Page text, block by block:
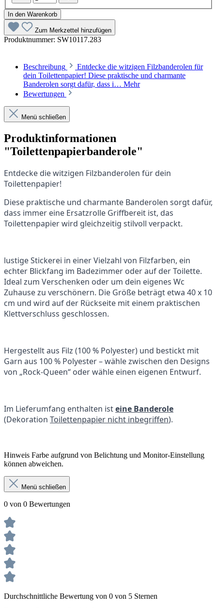
In den Warenkorb
Zum Merkzettel hinzufügen
Produktnummer: SW10117.283
Beschreibung
Entdecke die witzigen Filzbanderolen für
dein Toilettenpapier! Diese praktische und charmante
Banderolen sorgt dafür, dass i… Mehr
Bewertungen
Menü schließen
Produktinformationen
"Toilettenpapierbanderole"
Entdecke die witzigen Filzbanderolen für dein
Toilettenpapier!
Diese praktische und charmante Banderolen sorgt dafür,
dass immer eine Ersatzrolle Griffbereit ist, das
Toilettenpapier wird gleichzeitig stilvoll verpackt.
lustige Stickerei in einer Vielzahl von Filzfarben, ein
echter Blickfang im Badezimmer oder auf der Toilette.
Ideal zum Verschenken oder um dein eigenes Wc
Zuhause zu verschönern. Die Größe beträgt etwa 40 x 10
cm und wird auf der Rückseite mit einem praktischen
Klettverschluss geschlossen.
Hergestellt aus Filz (100 % Polyester) und bestickt mit
Garn aus 100 % Polyester – wähle zwischen den Designs
von „Rock-Queen“ oder wähle einen eigenen Entwurf.
Im Lieferumfang enthalten isteine Banderole
(Dekoration Toilettenpapier nicht inbegriffen).
Hinweis Farbe aufgrund von Belichtung und Monitor-Einstellung
können abweichen.
Menü schließen
0 von 0 Bewertungen
Durchschnittliche Bewertung von 0 von 5 Sternen